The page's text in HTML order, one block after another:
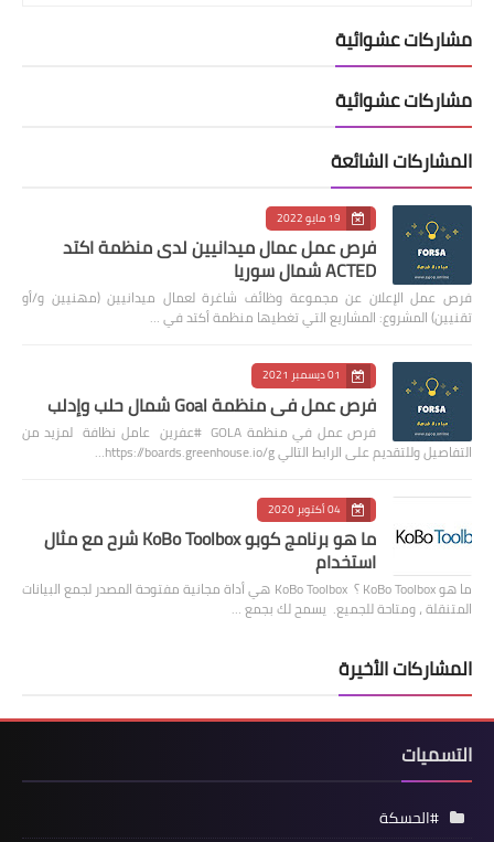
مشاركات عشوائية
مشاركات عشوائية
المشاركات الشائعة
19 مايو 2022
فرص عمل عمال ميدانيين لدى منظمة اكتد
ACTED شمال سوريا
فرص عمل الإعلان عن مجموعة وظائف شاغرة لعمال ميدانيين (مهنيين و/أو
تقنيين) المشروع: المشاريع التي تغطيها منظمة أكتد في …
01 ديسمبر 2021
فرص عمل في منظمة Goal شمال حلب وإدلب
فرص عمل في منظمة GOLA #عفرين عامل نظافة لمزيد من
التفاصيل وللتقديم على الرابط التالي https://boards.greenhouse.io/g…
04 أكتوبر 2020
ما هو برنامج كوبو KoBo Toolbox شرح مع مثال
استخدام
ما هو KoBo Toolbox ؟ KoBo Toolbox هي أداة مجانية مفتوحة المصدر لجمع البيانات
المتنقلة ، ومتاحة للجميع. يسمح لك بجمع …
المشاركات الأخيرة
التسميات
#الحسكة